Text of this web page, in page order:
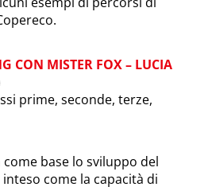
CON MISTER FOX – LUCIA
prime, seconde, terze,
base lo sviluppo del
come la capacità di